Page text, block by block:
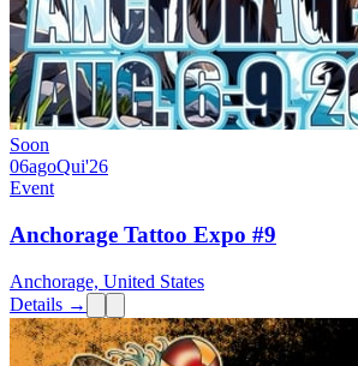
Soon
06agoQui'26
Event
Anchorage Tattoo Expo #9
Anchorage, United States
Details →